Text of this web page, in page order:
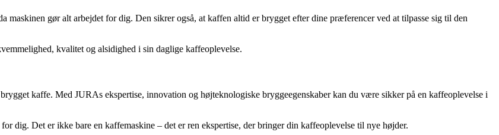
gør alt arbejdet for dig. Den sikrer også, at kaffen altid er brygget efter dine præferencer ved at tilpasse sig til den
kvalitet og alsidighed i sin daglige kaffeoplevelse.
kaffe. Med JURAs ekspertise, innovation og højteknologiske bryggeegenskaber kan du være sikker på en kaffeoplevelse i
Det er ikke bare en kaffemaskine – det er ren ekspertise, der bringer din kaffeoplevelse til nye højder.